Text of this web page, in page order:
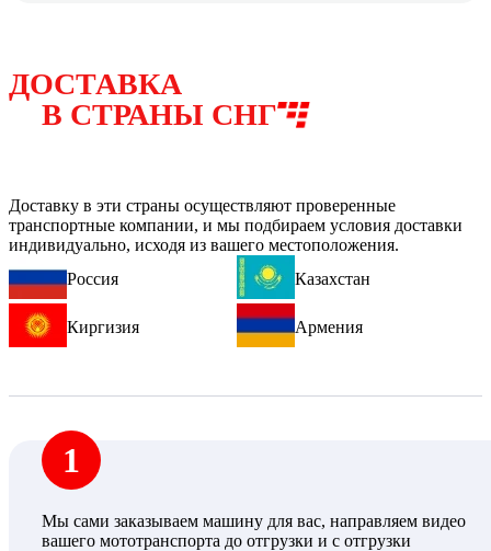
ДОСТАВКА
В СТРАНЫ СНГ
Доставку в эти страны осуществляют проверенные
транспортные компании, и мы подбираем условия доставки
индивидуально, исходя из вашего местоположения.
Россия
Казахстан
Киргизия Армения
1
Мы сами заказываем машину для вас, направляем видео
вашего мототранспорта до отгрузки и с отгрузки